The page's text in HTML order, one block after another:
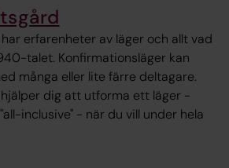
erfarenheter av läger och allt vad
talet. Konfirmationsläger kan
många eller lite färre deltagare.
dig att utforma ett läger -
inclusive" - när du vill under hela